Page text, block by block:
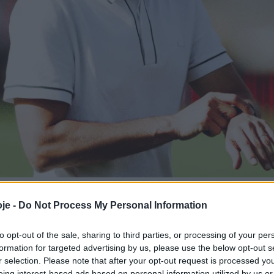
- Do Not Process My Personal Information
opt-out of the sale, sharing to third parties, or processing of your
for targeted advertising by us, please use the below opt-out
selection. Please note that after your opt-out request is processed
a tabela não
do Nacional